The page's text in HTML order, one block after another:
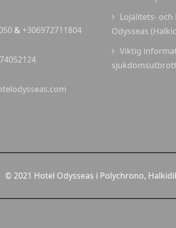
& +306972711804
Lojalitets-
Odysseas
Viktig
© 2021 Hotel Odysseas i Polychrono,